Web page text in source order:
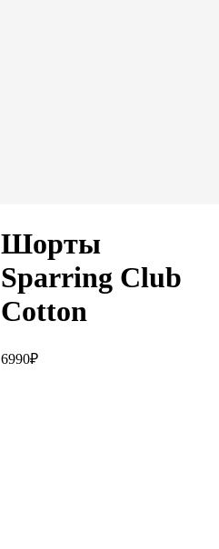
Шорты
Sparring Club
Cotton
6990₽